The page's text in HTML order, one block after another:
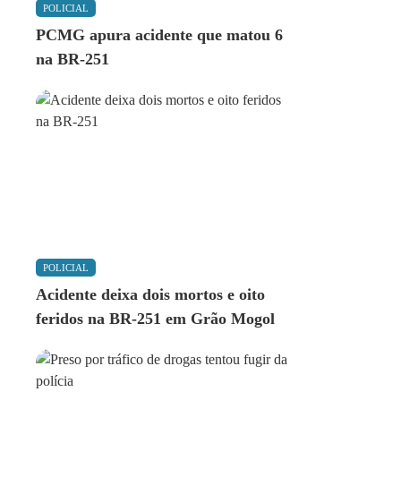
POLICIAL
PCMG apura acidente que matou 6
na BR-251
POLICIAL
Acidente deixa dois mortos e oito
feridos na BR-251 em Grão Mogol